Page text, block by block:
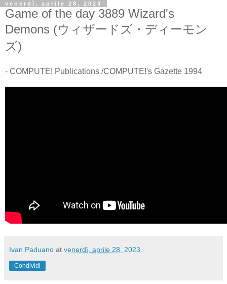
venerdì, aprile 28, 2023
Game of the day 3889 Wizard's
Demons (ウィザードズ・ディーモン
ズ)
- COMPUTE! Publications /COMPUTE!'s Gazette 1994
Ivan Paduano at venerdì, aprile 28, 2023
Condividi